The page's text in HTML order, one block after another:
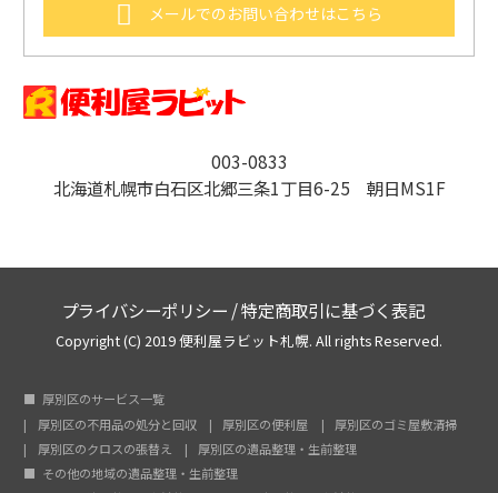
003-0833
北海道札幌市白石区北郷三条1丁目6-25 朝日MS1F
メールでのお問い合わせはこちら
プライバシーポリシー /特定商取引に基づく表記
Copyright (C) 2019 便利屋ラビット札幌. All rights Reserved.
厚別区のサービス一覧
厚別区の不用品の処分と回収
厚別区の便利屋
厚別区のゴミ屋敷清掃
厚別区のクロスの張替え
厚別区の遺品整理・生前整理
その他の地域の遺品整理・生前整理